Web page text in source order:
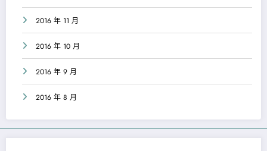
2016 年 11 月
2016 年 10 月
2016 年 9 月
2016 年 8 月